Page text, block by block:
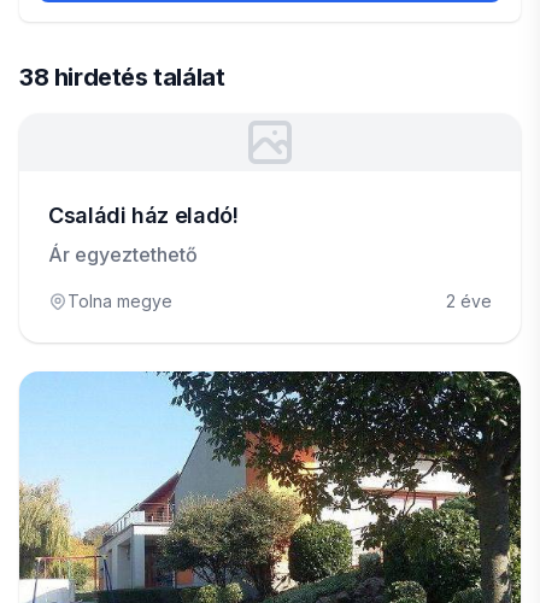
38 hirdetés találat
Családi ház eladó!
Ár egyeztethető
Tolna megye 2 éve